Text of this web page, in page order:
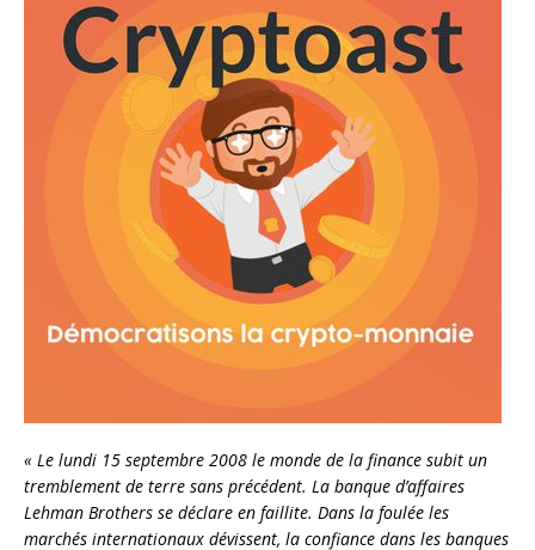
« Le lundi 15 septembre 2008 le monde de la finance subit un
tremblement de terre sans précédent. La banque d’affaires
Lehman Brothers se déclare en faillite. Dans la foulée les
marchés internationaux dévissent, la confiance dans les banques